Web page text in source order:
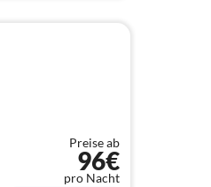
Preise ab
96€
pro Nacht